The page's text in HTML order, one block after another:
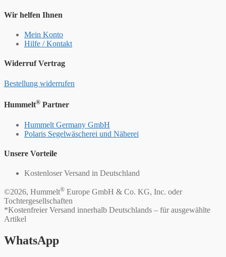
Wir helfen Ihnen
Mein Konto
Hilfe / Kontakt
Widerruf Vertrag
Bestellung widerrufen
Hummelt® Partner
Hummelt Germany GmbH
Polaris Segelwäscherei und Näherei
Unsere Vorteile
Kostenloser Versand in Deutschland
©2026, Hummelt® Europe GmbH & Co. KG, Inc. oder
Tochtergesellschaften
*Kostenfreier Versand innerhalb Deutschlands – für ausgewählte
Artikel
WhatsApp